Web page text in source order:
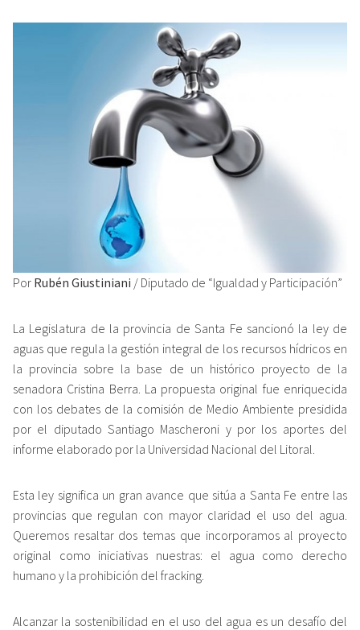
Por Rubén Giustiniani / Diputado de “Igualdad y Participación”
La Legislatura de la provincia de Santa Fe sancionó la ley de
aguas que regula la gestión integral de los recursos hídricos en
la provincia sobre la base de un histórico proyecto de la
senadora Cristina Berra. La propuesta original fue enriquecida
con los debates de la comisión de Medio Ambiente presidida
por el diputado Santiago Mascheroni y por los aportes del
informe elaborado por la Universidad Nacional del Litoral.
Esta ley significa un gran avance que sitúa a Santa Fe entre las
provincias que regulan con mayor claridad el uso del agua.
Queremos resaltar dos temas que incorporamos al proyecto
original como iniciativas nuestras: el agua como derecho
humano y la prohibición del fracking.
Alcanzar la sostenibilidad en el uso del agua es un desafío del